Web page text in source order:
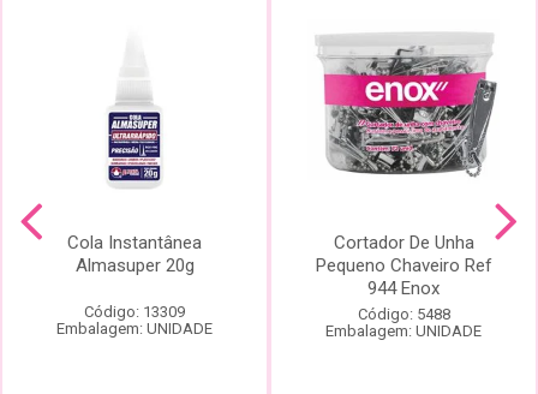
Cola Instantânea
Almasuper 20g
Código: 13309
Embalagem: UNIDADE
Cortador De Unha
Pequeno Chaveiro Ref
944 Enox
Código: 5488
Embalagem: UNIDADE